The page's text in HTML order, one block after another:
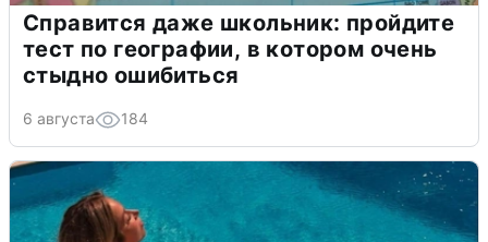
Справится даже школьник: пройдите
тест по географии, в котором очень
стыдно ошибиться
6 августа 184